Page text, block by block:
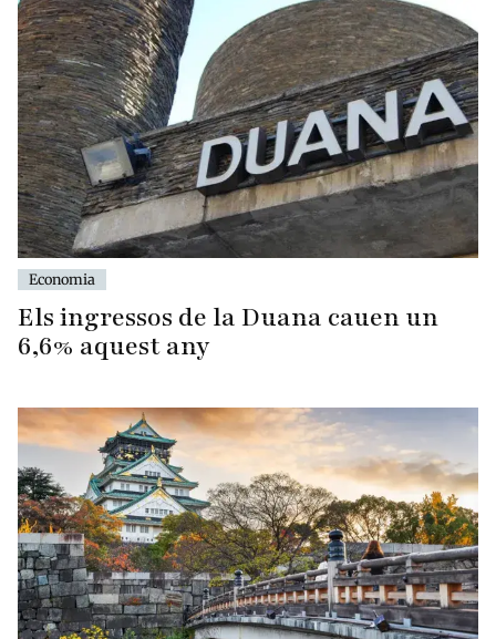
Economia
Els ingressos de la Duana cauen un
6,6% aquest any